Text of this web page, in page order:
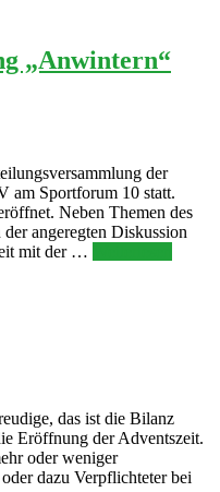
„Anwintern“
der
am Sportforum 10 statt.
Neben Themen des
angeregten Diskussion
mit der …
das ist die Bilanz
Eröffnung der Adventszeit.
oder weniger
dazu Verpflichteter bei